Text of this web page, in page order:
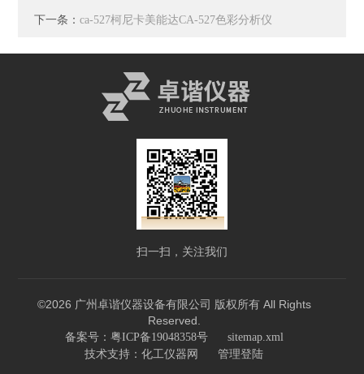
下一条：ca-527柯尼卡美能达CA-527色彩分析仪
扫一扫，关注我们
©2026 广州卓谐仪器设备有限公司 版权所有 All Rights
Reserved.
备案号：粤ICP备19048358号 sitemap.xml
技术支持： 化工仪器网 管理登陆